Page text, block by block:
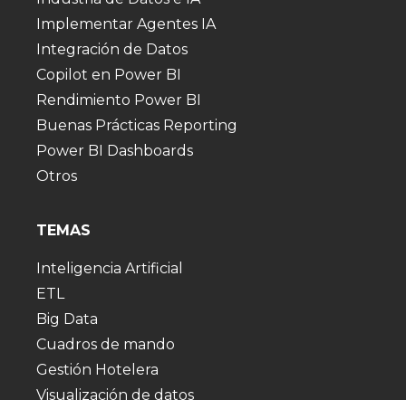
Implementar Agentes IA
Integración de Datos
Copilot en Power BI
Rendimiento Power BI
Buenas Prácticas Reporting
Power BI Dashboards
Otros
TEMAS
Inteligencia Artificial
ETL
Big Data
Cuadros de mando
Gestión Hotelera
Visualización de datos